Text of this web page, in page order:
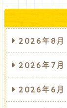
2026年8月
2026年7月
2026年6月